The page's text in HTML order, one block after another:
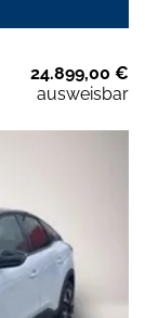
24.899,00 €
ausweisbar